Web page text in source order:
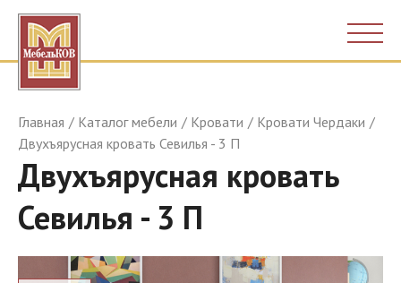
Главная Каталог мебели Кровати
Кровати Чердаки
Двухъярусная кровать Севилья - 3 П
Двухъярусная кровать
Севилья - 3 П